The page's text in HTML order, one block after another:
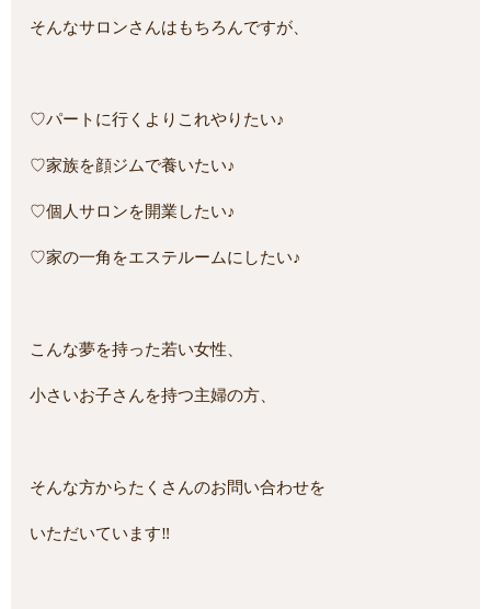
そんなサロンさんはもちろんですが、
♡パートに行くよりこれやりたい♪
♡家族を顔ジムで養いたい♪
♡個人サロンを開業したい♪
♡家の一角をエステルームにしたい♪
こんな夢を持った若い女性、
小さいお子さんを持つ主婦の方、
そんな方からたくさんのお問い合わせを
いただいています‼